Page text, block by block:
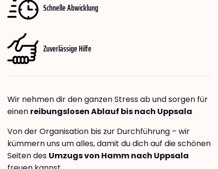
Schnelle Abwicklung
Zuverlässige Hilfe
Wir nehmen dir den ganzen Stress ab und sorgen für
einen reibungslosen Ablauf bis nach Uppsala
Von der Organisation bis zur Durchführung – wir
kümmern uns um alles, damit du dich auf die schönen
Seiten des Umzugs von Hamm nach Uppsala